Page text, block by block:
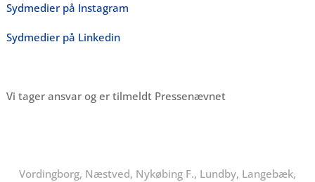
Sydmedier på Instagram
Sydmedier på Linkedin
Vi tager ansvar og er tilmeldt Pressenævnet
Vordingborg, Næstved, Nykøbing F., Lundby, Langebæk,